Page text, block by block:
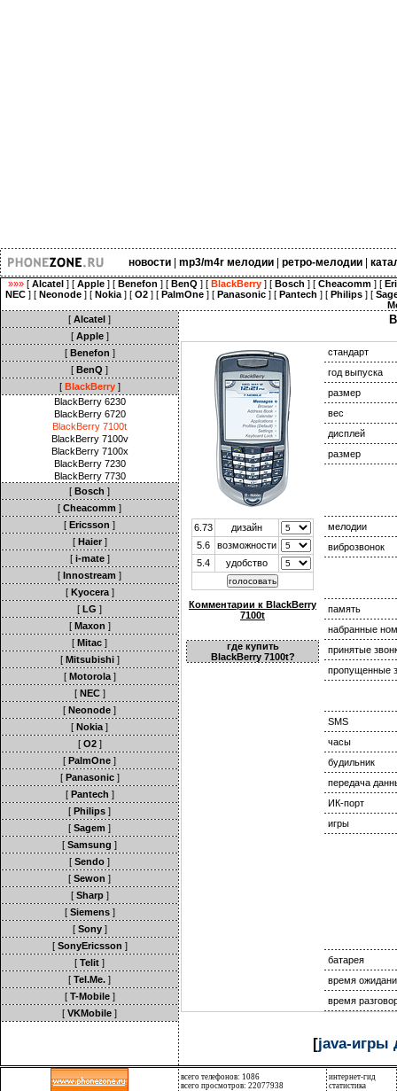
новости| mp3/m4r мелодии| ретро-мелодии|
»»» [ Alcatel ] [ Apple ] [ Benefon ] [ BenQ ] [ BlackBerry ] [ Bosch ] [ Cheacomm ] [
NEC ] [ Neonode ] [ Nokia ] [ O2 ] [ PalmOne ] [ Panasonic ] [ Pantech ] [ Philips ] [
[ Alcatel ]
[ Apple]
[ Benefon ]
[ BenQ ]
[ BlackBerry]
BlackBerry 6230
BlackBerry 6720
BlackBerry 7100t
BlackBerry 7100v
BlackBerry 7100x
BlackBerry 7230
BlackBerry 7730
[ Bosch ]
[ Cheacomm ]
[ Ericsson ]
[ Haier]
[ i-mate]
[ Innostream ]
[ Kyocera]
[ LG ]
[ Maxon ]
[ Mitac ]
[ Mitsubishi]
[ Motorola]
[ NEC]
[ Neonode ]
[ Nokia ]
[ O2]
[ PalmOne ]
[ Panasonic]
[ Pantech ]
[ Philips ]
[ Sagem ]
[ Samsung ]
[ Sendo ]
[ Sewon ]
[ Sharp]
[ Siemens]
[ Sony]
[ SonyEricsson ]
[ Telit ]
[ Tel.Me. ]
[ T-Mobile]
[ VKMobile ]
6.73
дизайн
5.6
возможности
5.4
удобство
Комментарии к BlackBerry
7100t
где купить
BlackBerry 7100t?
стандарт
год выпуска
размер
вес
дисплей
размер
мелодии
виброзвонок
память
набранные
принятые
пропущенные
SMS
часы
будильник
передача
ИК-порт
игры
батарея
время
время
[java-игры
всего телефонов: 1086
всего просмотров: 22077938
интернет-гид
статистика